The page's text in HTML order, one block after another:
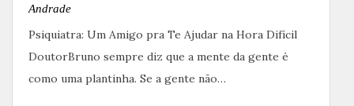
Andrade
Psiquiatra: Um Amigo pra Te Ajudar na Hora Difícil
DoutorBruno sempre diz que a mente da gente é
como uma plantinha. Se a gente não…